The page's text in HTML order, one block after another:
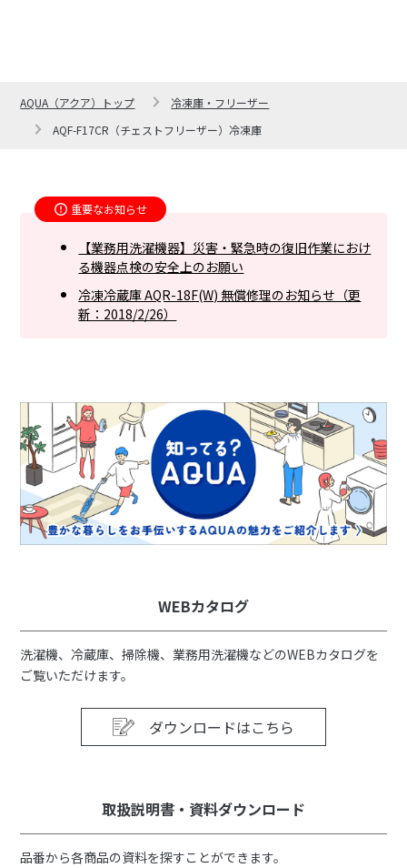
AQUA（アクア）トップ
冷凍庫・フリーザー
AQF-F17CR（チェストフリーザー）冷凍庫
重要なお知らせ
【業務用洗濯機器】災害・緊急時の復旧作業におけ
る機器点検の安全上のお願い
冷凍冷蔵庫 AQR-18F(W) 無償修理のお知らせ（更
新：2018/2/26）
WEBカタログ
洗濯機、冷蔵庫、掃除機、業務用洗濯機などのWEBカタログを
ご覧いただけます。
ダウンロードはこちら
取扱説明書・資料ダウンロード
品番から各商品の資料を探すことができます。